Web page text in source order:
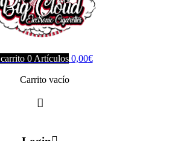
0 Artículos 0,00€
Carrito vacío